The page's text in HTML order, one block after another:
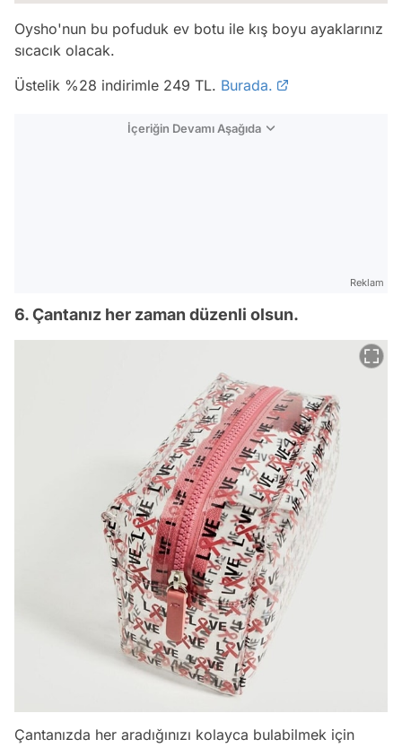
Oysho'nun bu pofuduk ev botu ile kış boyu ayaklarınız
sıcacık olacak.
Üstelik %28 indirimle 249 TL. Burada.
İçeriğin Devamı Aşağıda
Reklam
6. Çantanız her zaman düzenli olsun.
Çantanızda her aradığınızı kolayca bulabilmek için